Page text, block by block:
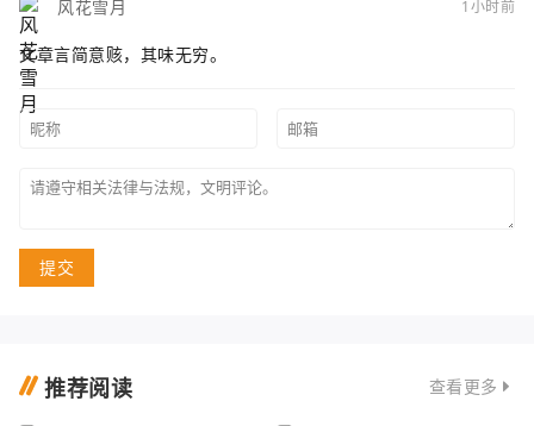
风花雪月 1小时前
文章言简意赅，其味无穷。
提交
推荐阅读 查看更多